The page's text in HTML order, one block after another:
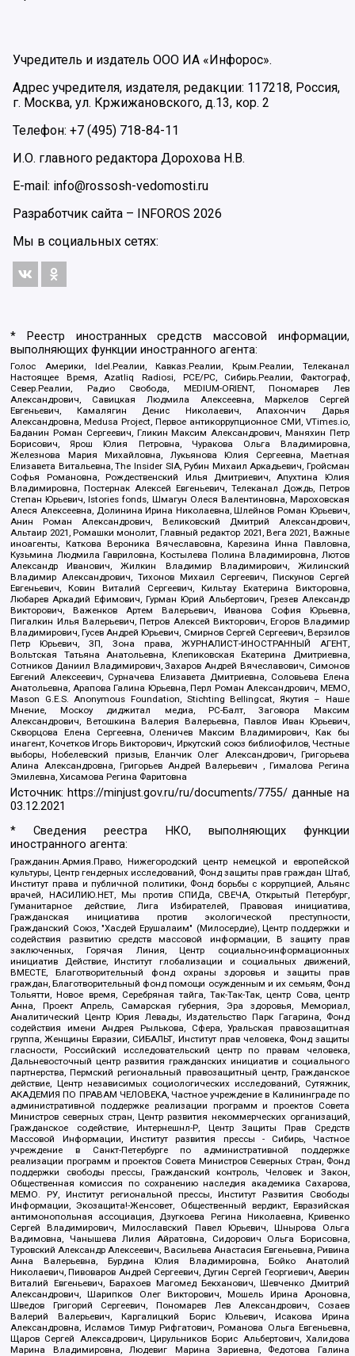
Учредитель и издатель ООО ИА «Инфорос».
Адрес учредителя, издателя, редакции: 117218, Россия,
г. Москва, ул. Кржижановского, д.13, кор. 2
Телефон: +7 (495) 718-84-11
И.О. главного редактора Дорохова Н.В.
E-mail: info@rossosh-vedomosti.ru
Разработчик сайта – INFOROS 2026
Мы в социальных сетях:
* Реестр иностранных средств массовой информации,
выполняющих функции иностранного агента:
Голос Америки, Idel.Реалии, Кавказ.Реалии, Крым.Реалии, Телеканал
Настоящее Время, Azatliq Radiosi, PCE/PC, Сибирь.Реалии, Фактограф,
Север.Реалии, Радио Свобода, MEDIUM-ORIENT, Пономарев Лев
Александрович, Савицкая Людмила Алексеевна, Маркелов Сергей
Евгеньевич, Камалягин Денис Николаевич, Апахончич Дарья
Александровна, Medusa Project, Первое антикоррупционное СМИ, VTimes.io,
Баданин Роман Сергеевич, Гликин Максим Александрович, Маняхин Петр
Борисович, Ярош Юлия Петровна, Чуракова Ольга Владимировна,
Железнова Мария Михайловна, Лукьянова Юлия Сергеевна, Маетная
Елизавета Витальевна, The Insider SIA, Рубин Михаил Аркадьевич, Гройсман
Софья Романовна, Рождественский Илья Дмитриевич, Апухтина Юлия
Владимировна, Постернак Алексей Евгеньевич, Телеканал Дождь, Петров
Степан Юрьевич, Istories fonds, Шмагун Олеся Валентиновна, Мароховская
Алеся Алексеевна, Долинина Ирина Николаевна, Шлейнов Роман Юрьевич,
Анин Роман Александрович, Великовский Дмитрий Александрович,
Альтаир 2021, Ромашки монолит, Главный редактор 2021, Вега 2021, Важные
иноагенты, Каткова Вероника Вячеславовна, Карезина Инна Павловна,
Кузьмина Людмила Гавриловна, Костылева Полина Владимировна, Лютов
Александр Иванович, Жилкин Владимир Владимирович, Жилинский
Владимир Александрович, Тихонов Михаил Сергеевич, Пискунов Сергей
Евгеньевич, Ковин Виталий Сергеевич, Кильтау Екатерина Викторовна,
Любарев Аркадий Ефимович, Гурман Юрий Альбертович, Грезев Александр
Викторович, Важенков Артем Валерьевич, Иванова София Юрьевна,
Пигалкин Илья Валерьевич, Петров Алексей Викторович, Егоров Владимир
Владимирович, Гусев Андрей Юрьевич, Смирнов Сергей Сергеевич, Верзилов
Петр Юрьевич, ЗП, Зона права, ЖУРНАЛИСТ-ИНОСТРАННЫЙ АГЕНТ,
Вольтская Татьяна Анатольевна, Клепиковская Екатерина Дмитриевна,
Сотников Даниил Владимирович, Захаров Андрей Вячеславович, Симонов
Евгений Алексеевич, Сурначева Елизавета Дмитриевна, Соловьева Елена
Анатольевна, Арапова Галина Юрьевна, Перл Роман Александрович, МЕМО,
Mason G.E.S. Anonymous Foundation, Stichting Bellingcat, Якутия – Наше
Мнение, Москоу диджитал медиа, РС-Балт, Заговора Максим
Александрович, Ветошкина Валерия Валерьевна, Павлов Иван Юрьевич,
Скворцова Елена Сергеевна, Оленичев Максим Владимирович, Как бы
инагент, Кочетков Игорь Викторович, Иркутский союз библиофилов, Честные
выборы, Нобелевский призыв, Еланчик Олег Александрович, Григорьева
Алина Александровна, Григорьев Андрей Валерьевич , Гималова Регина
Эмилевна, Хисамова Регина Фаритовна
Источник: https://minjust.gov.ru/ru/documents/7755/ данные на
03.12.2021
* Сведения реестра НКО, выполняющих функции
иностранного агента:
Гражданин.Армия.Право, Нижегородский центр немецкой и европейской
культуры, Центр гендерных исследований, Фонд защиты прав граждан Штаб,
Институт права и публичной политики, Фонд борьбы с коррупцией, Альянс
врачей, НАСИЛИЮ.НЕТ, Мы против СПИДа, СВЕЧА, Открытый Петербург,
Гуманитарное действие, Лига Избирателей, Правовая инициатива,
Гражданская инициатива против экологической преступности,
Гражданский Союз, "Хасдей Ерушалаим" (Милосердие), Центр поддержки и
содействия развитию средств массовой информации, В защиту прав
заключенных, Горячая Линия, Центр социально-информационных
инициатив Действие, Институт глобализации и социальных движений,
ВМЕСТЕ, Благотворительный фонд охраны здоровья и защиты прав
граждан, Благотворительный фонд помощи осужденным и их семьям, Фонд
Тольятти, Новое время, Серебряная тайга, Так-Так-Так, центр Сова, центр
Анна, Проект Апрель, Самарская губерния, Эра здоровья, Мемориал,
Аналитический Центр Юрия Левады, Издательство Парк Гагарина, Фонд
содействия имени Андрея Рылькова, Сфера, Уральская правозащитная
группа, Женщины Евразии, СИБАЛЬТ, Институт прав человека, Фонд защиты
гласности, Российский исследовательский центр по правам человека,
Дальневосточный центр развития гражданских инициатив и социального
партнерства, Пермский региональный правозащитный центр, Гражданское
действие, Центр независимых социологических исследований, Сутяжник,
АКАДЕМИЯ ПО ПРАВАМ ЧЕЛОВЕКА, Частное учреждение в Калининграде по
административной поддержке реализации программ и проектов Совета
Министров северных стран, Центр развития некоммерческих организаций,
Гражданское содействие, Интернешнл-Р, Центр Защиты Прав Средств
Массовой Информации, Институт развития прессы - Сибирь, Частное
учреждение в Санкт-Петербурге по административной поддержке
реализации программ и проектов Совета Министров Северных Стран, Фонд
поддержки свободы прессы, Гражданский контроль, Человек и Закон,
Общественная комиссия по сохранению наследия академика Сахарова,
МЕМО. РУ, Институт региональной прессы, Институт Развития Свободы
Информации, Экозащита!-Женсовет, Общественный вердикт, Евразийская
антимонопольная ассоциация, Дзугкоева Регина Николаевна, Кривенко
Сергей Владимирович, Милославский Павел Юрьевич, Шнырова Ольга
Вадимовна, Чанышева Лилия Айратовна, Сидорович Ольга Борисовна,
Туровский Александр Алексеевич, Васильева Анастасия Евгеньевна, Ривина
Анна Валерьевна, Бурдина Юлия Владимировна, Бойко Анатолий
Николаевич, Пивоваров Андрей Сергеевич, Дугин Сергей Георгиевич, Аверин
Виталий Евгеньевич, Барахоев Магомед Бекханович, Шевченко Дмитрий
Александрович, Шарипков Олег Викторович, Мошель Ирина Ароновна,
Шведов Григорий Сергеевич, Пономарев Лев Александрович, Созаев
Валерий Валерьевич, Каргалицкий Борис Юльевич, Исакова Ирина
Александровна, Исламов Тимур Рифгатович, Романова Ольга Евгеньевна,
Щаров Сергей Алексадрович, Цирульников Борис Альбертович, Халидова
Марина Владимировна, Людевиг Марина Зариевна, Федотова Галина